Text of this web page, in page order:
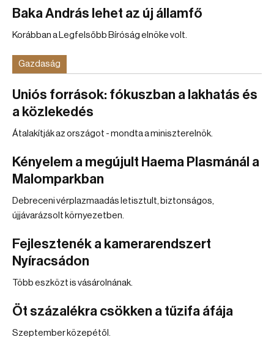
Baka András lehet az új államfő
Korábban a Legfelsőbb Bíróság elnöke volt.
Gazdaság
Uniós források: fókuszban a lakhatás és
a közlekedés
Átalakítják az országot - mondta a miniszterelnök.
Kényelem a megújult Haema Plasmánál a
Malomparkban
Debreceni vérplazmaadás letisztult, biztonságos,
újjávarázsolt környezetben.
Fejlesztenék a kamerarendszert
Nyíracsádon
Több eszközt is vásárolnának.
Öt százalékra csökken a tűzifa áfája
Szeptember közepétől.